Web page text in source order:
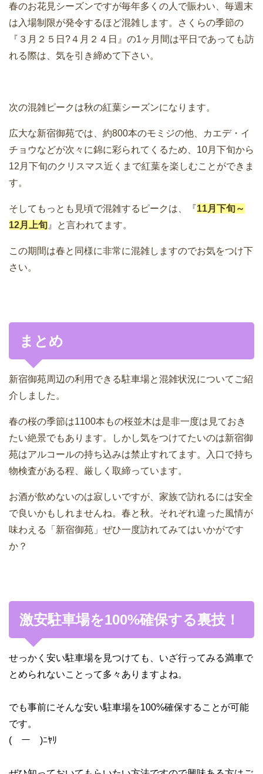
春のお花見シーズンですが毎年多くの人で賑わい、毎週末
は入場制限が発令するほど混雑します。さくらの季節の
『３月２５日?４月２４日』の1ヶ月間は平日であっても訪
れる際は、気を引き締めて下さい。
次の混雑ピークは秋の紅葉シーズンになります。
広大な新宿御苑では、約800本のモミジの他、カエデ・イ
チョウなどが次々に錦に彩られてくるため、10月下旬から
12月下旬のクリスマス近くまで紅葉を楽しむことができま
す。
そしてもっとも見頃で混雑するピークは、『11月下旬～
12月上旬 』と言われてます。
この期間は春と同様に非常に混雑しますのでお気をつけ下
さい。
まとめ
新宿御苑周辺の利用できる駐車場と混雑状況についてご紹
介しました。
春の桜の季節は1100本もの桜並木は是非一度は見ておき
たい絶景でもあります。しかし気をつけてたいのは新宿御
苑はアルコールの持ち込みは禁止すれてます。入口で持ち
物検査がある程、厳しく取締っています。
お酒が飲めないのは寂しいですが、家族で訪れるには安全
で良いかもしれませんね。春と秋。それぞれ違った風情が
味わえる「新宿御苑」ぜひ一度訪れてみてはいかがです
か？
激安駐車場を100%確保する裏技！
せっかく安い駐車場を見つけても、いざ行ってみる満車で
とめられないことって多々ありますよね。
でも事前にそんな安い駐車場を100%確保することが可能
です。
(￣ー￣)ﾆﾔﾘ